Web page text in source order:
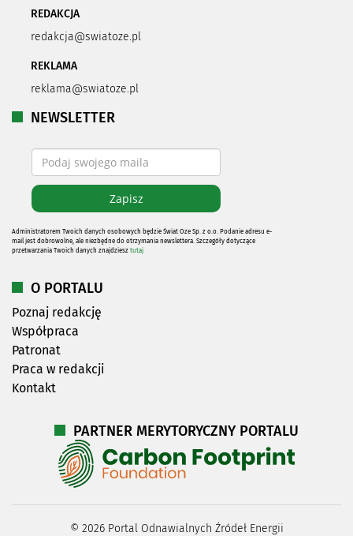
REDAKCJA
redakcja@swiatoze.pl
REKLAMA
reklama@swiatoze.pl
NEWSLETTER
Administratorem Twoich danych osobowych będzie Świat Oze Sp. z o.o. Podanie adresu e-
mail jest dobrowolne, ale niezbędne do otrzymania newslettera. Szczegóły dotyczące
przetwarzania Twoich danych znajdziesz tutaj
O PORTALU
Poznaj redakcję
Współpraca
Patronat
Praca w redakcji
Kontakt
PARTNER MERYTORYCZNY PORTALU
© 2026Portal Odnawialnych Źródeł Energii